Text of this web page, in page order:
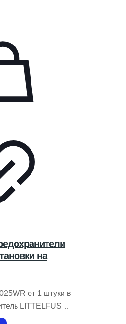
на
от 1 штуки в
LITTELFUSE.
штук.